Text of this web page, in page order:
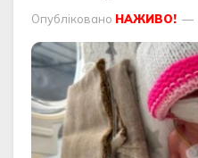
Опубліковано НАЖИВО!